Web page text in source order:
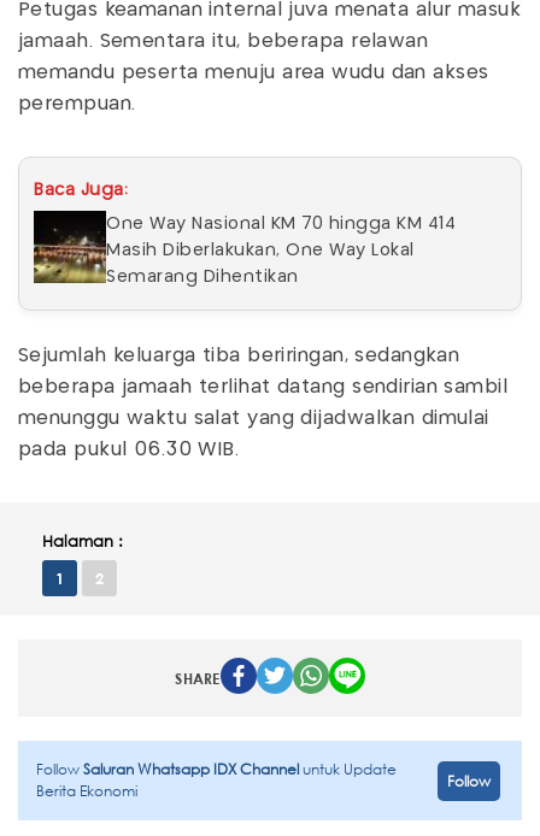
Petugas keamanan internal juva menata alur masuk
jamaah. Sementara itu, beberapa relawan
memandu peserta menuju area wudu dan akses
perempuan.
Baca Juga:
One Way Nasional KM 70 hingga KM 414
Masih Diberlakukan, One Way Lokal
Semarang Dihentikan
Sejumlah keluarga tiba beriringan, sedangkan
beberapa jamaah terlihat datang sendirian sambil
menunggu waktu salat yang dijadwalkan dimulai
pada pukul 06.30 WIB.
Halaman :
1 2
SHARE
FollowSaluran Whatsapp IDX Channeluntuk Update
Berita Ekonomi
Follow